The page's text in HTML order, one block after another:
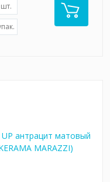
шт.